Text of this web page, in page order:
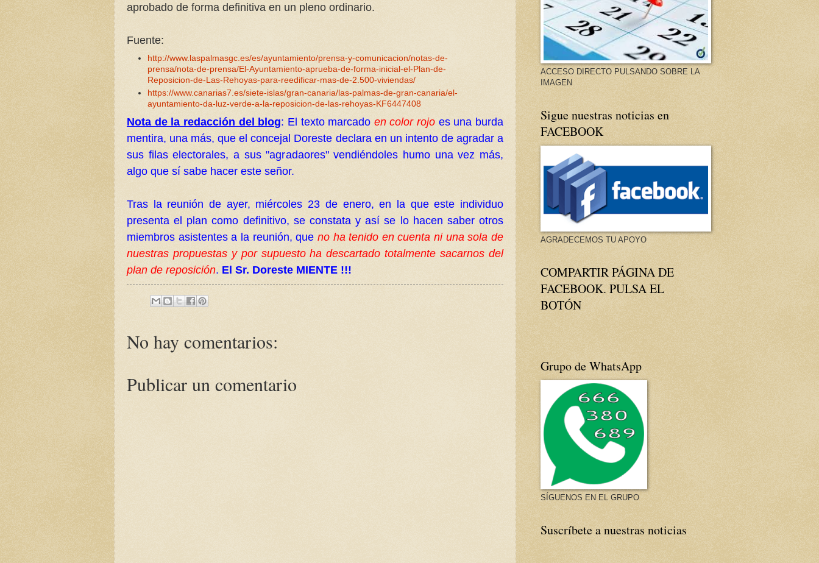
aprobado de forma definitiva en un pleno ordinario.
Fuente:
http://www.laspalmasgc.es/es/ayuntamiento/prensa-y-comunicacion/notas-de-
prensa/nota-de-prensa/El-Ayuntamiento-aprueba-de-forma-inicial-el-Plan-de-
Reposicion-de-Las-Rehoyas-para-reedificar-mas-de-2.500-viviendas/
https://www.canarias7.es/siete-islas/gran-canaria/las-palmas-de-gran-canaria/el-
ayuntamiento-da-luz-verde-a-la-reposicion-de-las-rehoyas-KF6447408
Nota de la redacción del blog: El texto marcado en color rojo es una burda
mentira, una más, que el concejal Doreste declara en un intento de agradar a
sus filas electorales, a sus "agradaores" vendiéndoles humo una vez más,
algo que sí sabe hacer este señor.
Tras la reunión de ayer, miércoles 23 de enero, en la que este individuo
presenta el plan como definitivo, se constata y así se lo hacen saber otros
miembros asistentes a la reunión, que no ha tenido en cuenta ni una sola de
nuestras propuestas y por supuesto ha descartado totalmente sacarnos del
plan de reposición. El Sr. Doreste MIENTE !!!
No hay comentarios:
Publicar un comentario
ACCESO DIRECTO PULSANDO SOBRE LA
IMAGEN
Sigue nuestras noticias en
FACEBOOK
AGRADECEMOS TU APOYO
COMPARTIR PÁGINA DE
FACEBOOK. PULSA EL
BOTÓN
Grupo de WhatsApp
SÍGUENOS EN EL GRUPO
Suscríbete a nuestras noticias